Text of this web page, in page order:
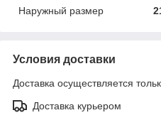
Наружный размер
Условия доставки
Доставка осуществляется
Доставка курьером